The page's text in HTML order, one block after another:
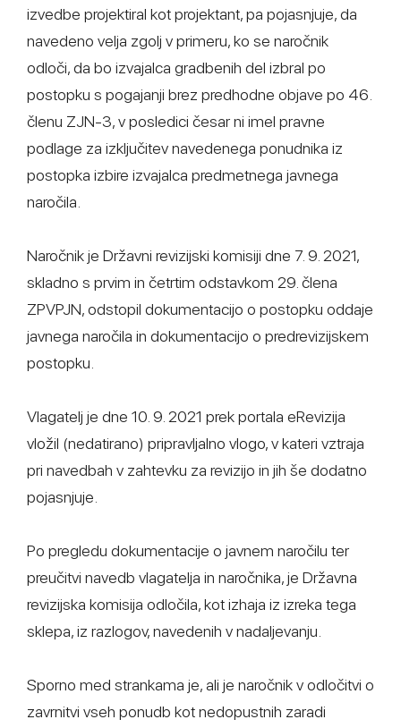
izvedbe projektiral kot projektant, pa pojasnjuje, da
navedeno velja zgolj v primeru, ko se naročnik
odloči, da bo izvajalca gradbenih del izbral po
postopku s pogajanji brez predhodne objave po 46.
členu ZJN-3, v posledici česar ni imel pravne
podlage za izključitev navedenega ponudnika iz
postopka izbire izvajalca predmetnega javnega
naročila.
Naročnik je Državni revizijski komisiji dne 7. 9. 2021,
skladno s prvim in četrtim odstavkom 29. člena
ZPVPJN, odstopil dokumentacijo o postopku oddaje
javnega naročila in dokumentacijo o predrevizijskem
postopku.
Vlagatelj je dne 10. 9. 2021 prek portala eRevizija
vložil (nedatirano) pripravljalno vlogo, v kateri vztraja
pri navedbah v zahtevku za revizijo in jih še dodatno
pojasnjuje.
Po pregledu dokumentacije o javnem naročilu ter
preučitvi navedb vlagatelja in naročnika, je Državna
revizijska komisija odločila, kot izhaja iz izreka tega
sklepa, iz razlogov, navedenih v nadaljevanju.
Sporno med strankama je, ali je naročnik v odločitvi o
zavrnitvi vseh ponudb kot nedopustnih zaradi